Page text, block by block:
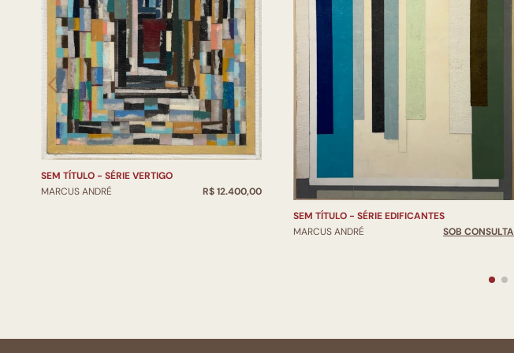
SEM TÍTULO - SÉRIE VERTIGO
MARCUS ANDRÉ
R$ 12.400,00
SEM TÍTULO - SÉRIE EDIFICANTES
MARCUS ANDRÉ
SOB CONSULTA